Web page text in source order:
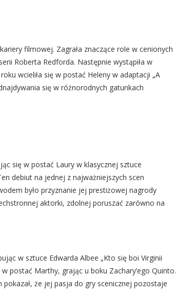
filmowej. Zagrała znaczące role w cenionych
Roberta Redforda. Następnie wystąpiła w
wcieliła się w postać Heleny w adaptacji „A
się w różnorodnych gatunkach
się w postać Laury w klasycznej sztuce
debiut na jednej z najważniejszych scen
było przyznanie jej prestiżowej nagrody
aktorki, zdolnej poruszać zarówno na
w sztuce Edwarda Albee „Kto się boi Virginii
postać Marthy, grając u boku Zachary’ego Quinto.
że jej pasja do gry scenicznej pozostaje